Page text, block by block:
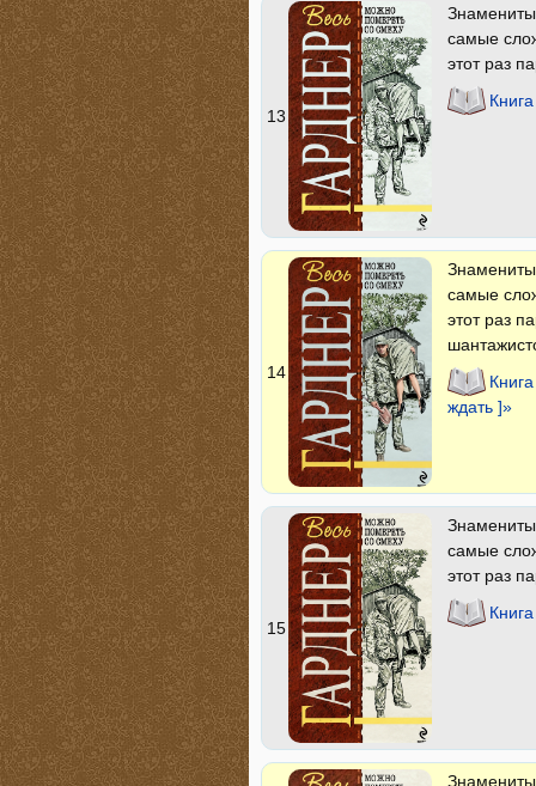
13
самые
этот раз
14
самые
этот раз
ждать ]»
15
самые
этот раз